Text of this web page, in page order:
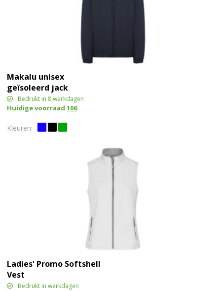
Makalu unisex
geïsoleerd jack
Bedrukt in 8 werkdagen
Huidige voorraad106
Ladies' Promo Softshell
Vest
Bedrukt in werkdagen